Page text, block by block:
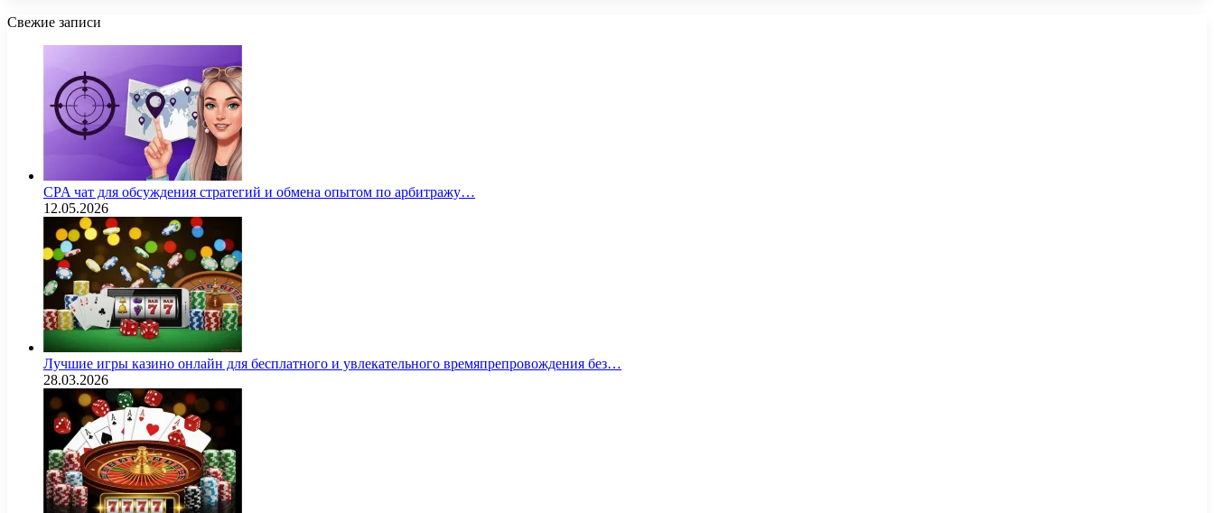
Свежие записи
CPA чат для обсуждения стратегий и обмена опытом по арбитражу…
12.05.2026
Лучшие игры казино онлайн для бесплатного и увлекательного времяпрепровождения без…
28.03.2026